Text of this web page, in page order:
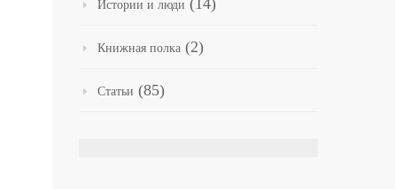
Истории и люди (14)
Книжная полка (2)
Статьи (85)